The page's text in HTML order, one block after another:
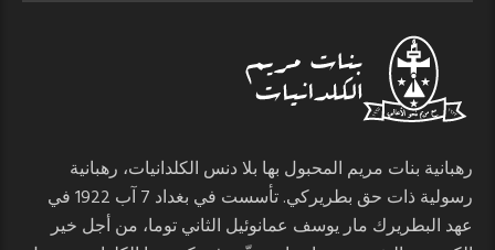
رهبانية بنات مريم المحبول بها بلا دنس الكلدانيات، رهبانية
رسولية ذات حق بطريركي. تأسست في بغداد 7 آب 1922 في
عهد البطريرك مار يوسف عمانوئيل الثاني توما، من أجل خير